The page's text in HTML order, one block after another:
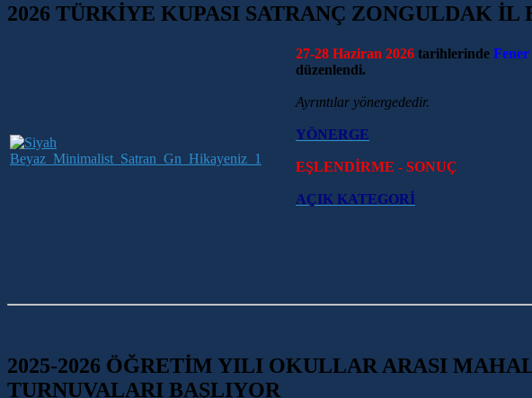
2026 TÜRKİYE KUPASI SATRANÇ ZONGULDAK
27-28 Haziran 2026 tarihlerinde
düzenlendi.
Ayrıntılar yönergededir.
YÖNERGE
EŞLENDİRME - SONUÇ
AÇIK KATEGORİ
2025-2026 ÖĞRETİM YILI OKULLAR ARASI
TURNUVALARI BAŞLIYOR